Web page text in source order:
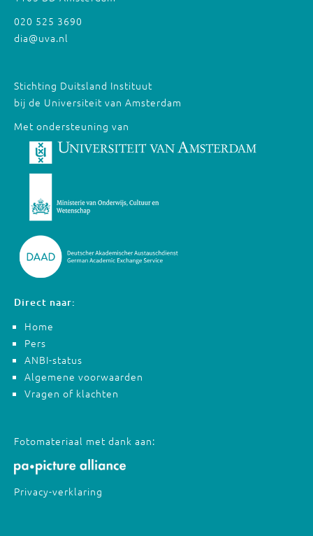
020 525 3690
dia@uva.nl
Stichting Duitsland Instituut
bij de Universiteit van Amsterdam
Met ondersteuning van
Direct naar:
Home
Pers
ANBI-status
Algemene voorwaarden
Vragen of klachten
Fotomateriaal met dank aan:
Privacy-verklaring